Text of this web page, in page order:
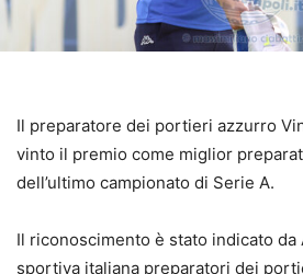
Il preparatore dei portieri azzurro
vinto il premio come miglior
dell’ultimo campionato di Serie A.
Il riconoscimento è stato indicato
sportiva italiana preparatori dei